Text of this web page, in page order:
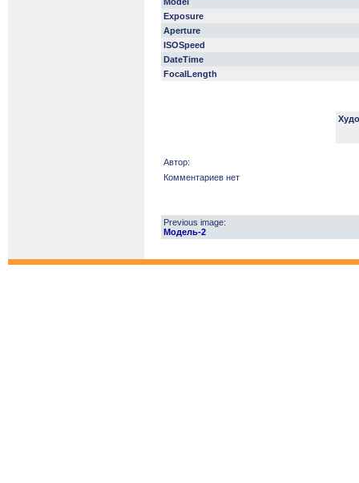
Exposure
Aperture
ISOSpeed
DateTime
FocalLength
Автор:
Комментариев нет
Previous image:
Модель-2